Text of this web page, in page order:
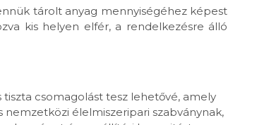
tárolt anyag mennyiségéhez képest
kis helyen elfér, a rendelkezésre álló
tiszta csomagolást tesz lehetővé, amely
nemzetközi élelmiszeripari szabványnak,